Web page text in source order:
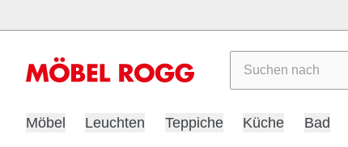
Möbel Leuchten Teppiche Küche Bad